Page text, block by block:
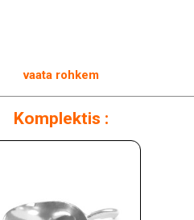
vaata rohkem
Komplektis :